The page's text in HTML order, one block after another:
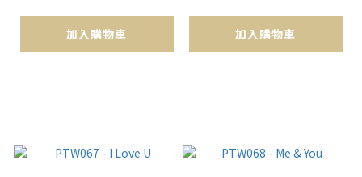
加入購物車 加入購物車